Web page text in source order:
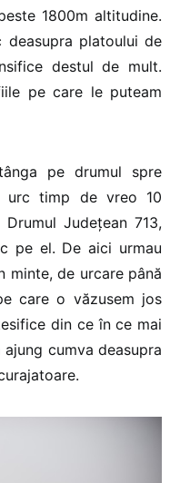
1800m altitudine.
platoului de
destul de mult.
pe care le puteam
pe drumul spre
urc timp de vreo 10
Județean 713,
pe el. De aici urmau
minte, de urcare până
care o văzusem jos
din ce în ce mai
cumva deasupra